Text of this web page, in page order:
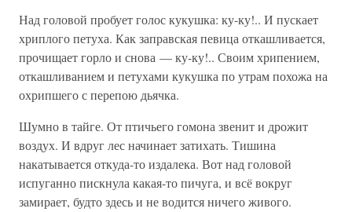
Над головой пробует голос кукушка: ку-ку!.. И пускает
хриплого петуха. Как заправская певица откашливается,
прочищает горло и снова — ку-ку!.. Своим хрипением,
откашливанием и петухами кукушка по утрам похожа на
охрипшего с перепою дьячка.
Шумно в тайге. От птичьего гомона звенит и дрожит
воздух. И вдруг лес начинает затихать. Тишина
накатывается откуда-то издалека. Вот над головой
испуганно пискнула какая-то пичуга, и всё вокруг
замирает, будто здесь и не водится ничего живого.